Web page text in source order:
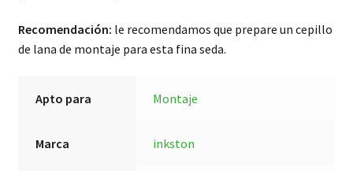
Recomendación: le recomendamos que prepare un cepillo
de lana de montaje para esta fina seda.
Apto para Montaje
Marca inkston